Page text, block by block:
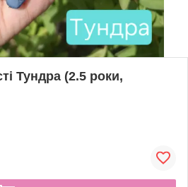
Тундра (2.5 роки,